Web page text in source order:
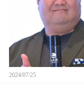
2024/07/25